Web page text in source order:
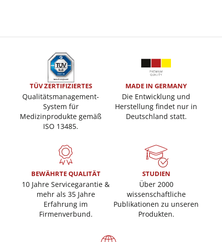
TÜV ZERTIFIZIERTES
Qualitätsmanagement-
System für
Medizinprodukte gemäß
ISO 13485.
MADE IN GERMANY
Die Entwicklung und
Herstellung findet nur in
Deutschland statt.
BEWÄHRTE QUALITÄT
10 Jahre Servicegarantie &
mehr als 35 Jahre
Erfahrung im
Firmenverbund.
STUDIEN
Über 2000
wissenschaftliche
Publikationen zu unseren
Produkten.